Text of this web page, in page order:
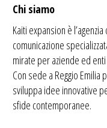
Chi siamo
Kaiti expansion è l’agenzia
comunicazione
mirate per aziende ed
Con sede a Reggio Emilia
sviluppa idee innovative
sfide contemporanee.